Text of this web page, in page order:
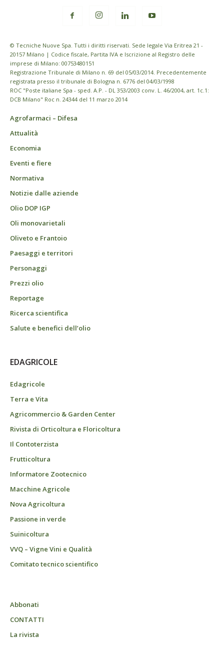
© Tecniche Nuove Spa. Tutti i diritti riservati. Sede legale Via Eritrea 21 -
20157 Milano | Codice fiscale, Partita IVA e Iscrizione al Registro delle
imprese di Milano: 00753480151
Registrazione Tribunale di Milano n. 69 del 05/03/2014. Precedentemente
registrata presso il tribunale di Bologna n. 6776 del 04/03/1998
ROC "Poste italiane Spa - sped. A.P. - DL 353/2003 conv. L. 46/2004, art. 1c.1:
DCB Milano" Roc n. 24344 del 11 marzo 2014
Agrofarmaci – Difesa
Attualità
Economia
Eventi e fiere
Normativa
Notizie dalle aziende
Olio DOP IGP
Oli monovarietali
Oliveto e Frantoio
Paesaggi e territori
Personaggi
Prezzi olio
Reportage
Ricerca scientifica
Salute e benefici dell’olio
EDAGRICOLE
Edagricole
Terra e Vita
Agricommercio & Garden Center
Rivista di Orticoltura e Floricoltura
Il Contoterzista
Frutticoltura
Informatore Zootecnico
Macchine Agricole
Nova Agricoltura
Passione in verde
Suinicoltura
VVQ – Vigne Vini e Qualità
Comitato tecnico scientifico
Abbonati
CONTATTI
La rivista